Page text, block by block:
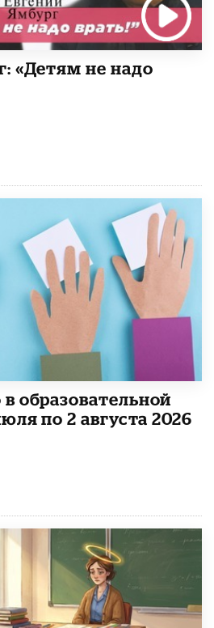
«Детям не надо
образовательной
по 2 августа 2026